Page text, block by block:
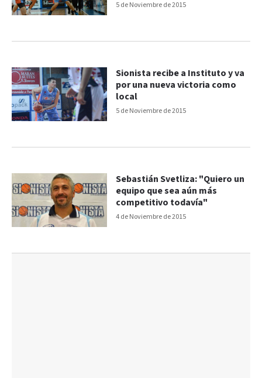
5 de Noviembre de 2015
5 de Noviembre de 2015
Sionista recibe a Instituto y va
por una nueva victoria como
local
4 de Noviembre de 2015
Sebastián Svetliza: "Quiero un
equipo que sea aún más
competitivo todavía"